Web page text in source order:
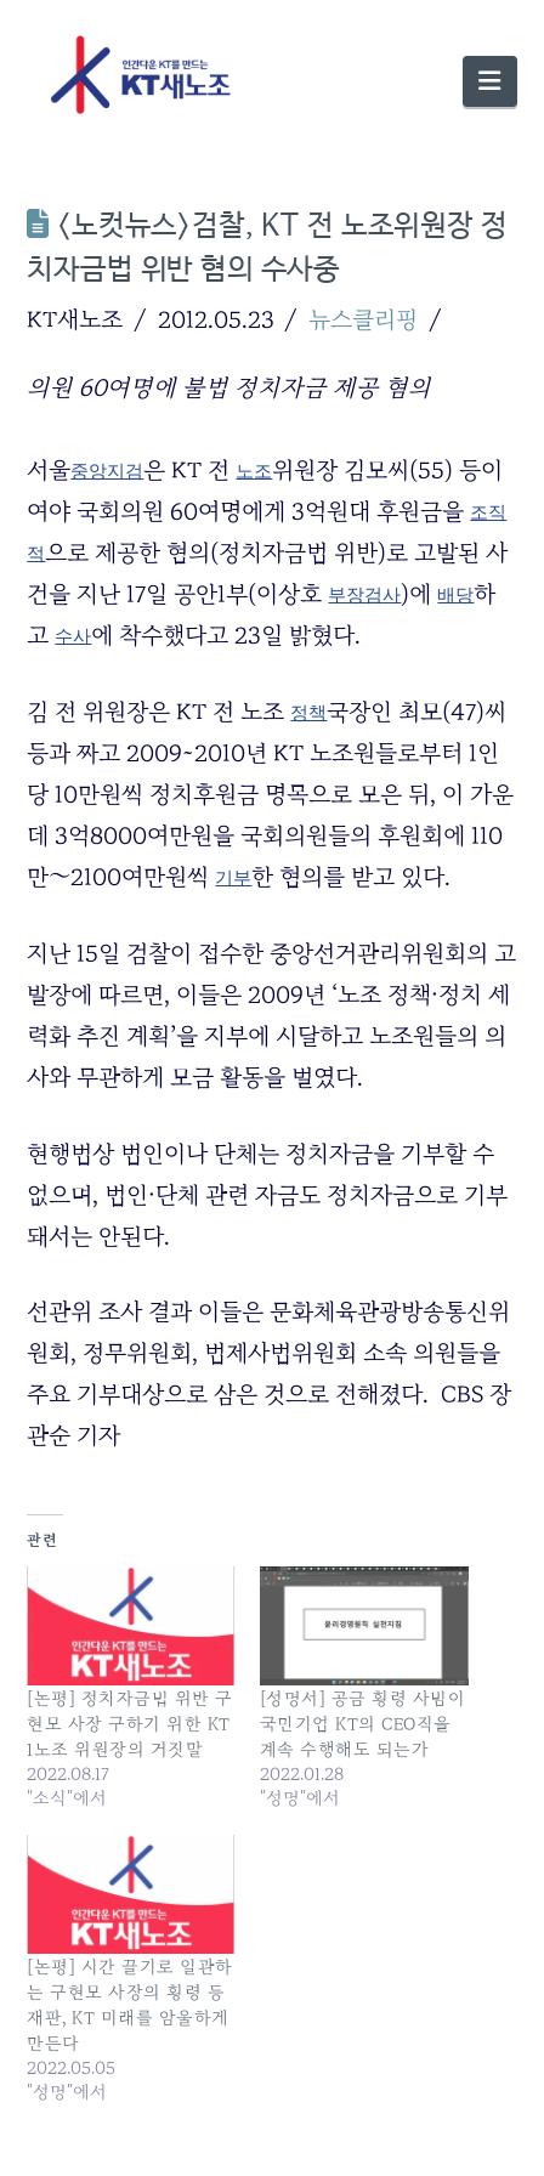
<노컷뉴스>검찰, KT 전 노조위원장 정
치자금법 위반 혐의 수사중
KT새노조 2012.05.23 뉴스클리핑
의원 60여명에 불법 정치자금 제공 혐의
서울중앙지검은 KT 전노조위원장 김모씨(55) 등이
여야 국회의원 60여명에게 3억원대 후원금을조직
적으로 제공한 혐의(정치자금법 위반)로 고발된 사
건을 지난 17일 공안1부(이상호부장검사)에배당하
고수사에 착수했다고 23일 밝혔다.
김 전 위원장은 KT 전 노조 정책국장인 최모(47)씨
등과 짜고 2009~2010년 KT 노조원들로부터 1인
당 10만원씩 정치후원금 명목으로 모은 뒤, 이 가운
데 3억8000여만원을 국회의원들의 후원회에 110
만∼2100여만원씩 기부한 혐의를 받고 있다.
지난 15일 검찰이 접수한 중앙선거관리위원회의 고
발장에 따르면, 이들은 2009년 ‘노조 정책·정치 세
력화 추진 계획’을 지부에 시달하고 노조원들의 의
사와 무관하게 모금 활동을 벌였다.
현행법상 법인이나 단체는 정치자금을 기부할 수
없으며, 법인·단체 관련 자금도 정치자금으로 기부
돼서는 안된다.
선관위 조사 결과 이들은 문화체육관광방송통신위
원회, 정무위원회, 법제사법위원회 소속 의원들을
주요 기부대상으로 삼은 것으로 전해졌다. CBS 장
관순 기자
관련
[논평] 정치자금법 위반 구
현모 사장 구하기 위한 KT
1노조 위원장의 거짓말
2022.08.17
"소식"에서
[성명서] 공금 횡령 사범이
국민기업 KT의 CEO직을
계속 수행해도 되는가
2022.01.28
"성명"에서
[논평] 시간 끌기로 일관하
는 구현모 사장의 횡령 등
재판, KT 미래를 암울하게
만든다
2022.05.05
"성명"에서